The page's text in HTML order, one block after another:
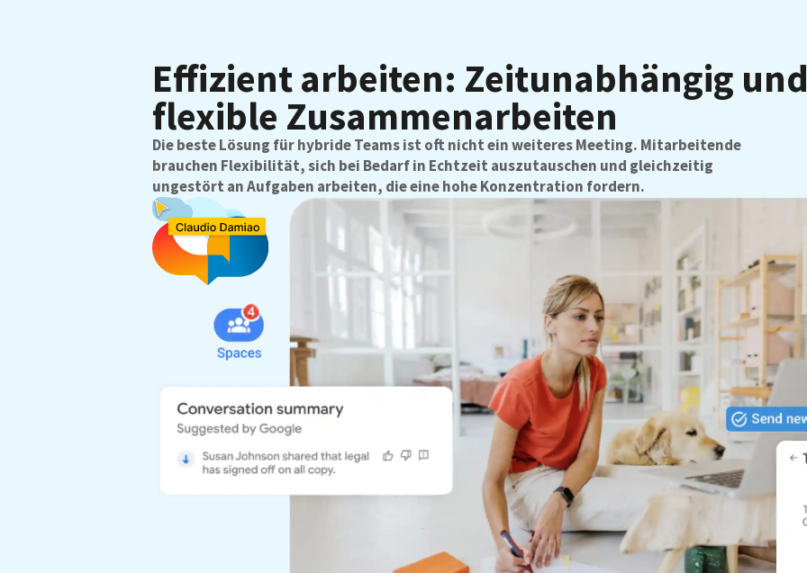
Effizient arbeiten: Zeitunabhängig
flexible Zusammenarbeiten
Die beste Lösung für hybride Teams ist oft nicht ein weiteres Meeting. Mitarbeitende
brauchen Flexibilität, sich bei Bedarf in Echtzeit auszutauschen und gleichzeitig
ungestört an Aufgaben arbeiten, die eine hohe Konzentration fordern.